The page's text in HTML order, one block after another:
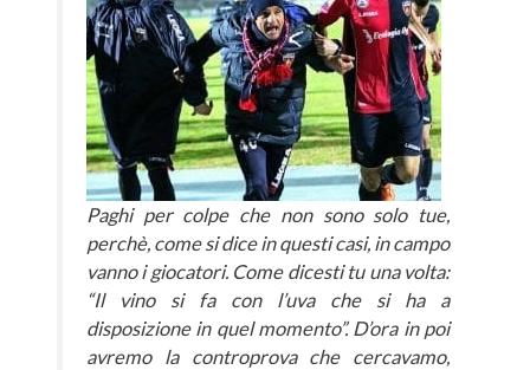
Paghi per colpe che non sono solo tue,
perchè, come si dice in questi casi, in campo
vanno i giocatori. Come dicesti tu una volta:
“Il vino si fa con l’uva che si ha a
disposizione in quel momento”. D’ora in poi
avremo la controprova che cercavamo,